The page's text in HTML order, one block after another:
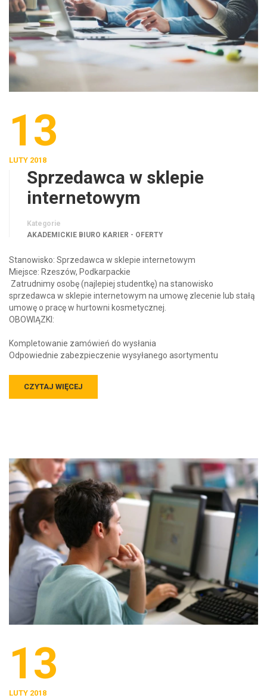
13
LUTY 2018
Sprzedawca w sklepie
internetowym
Kategorie
AKADEMICKIE BIURO KARIER - OFERTY
Stanowisko: Sprzedawca w sklepie internetowym
Miejsce: Rzeszów, Podkarpackie
Zatrudnimy osobę (najlepiej studentkę) na stanowisko
sprzedawca w sklepie internetowym na umowę zlecenie lub stałą
umowę o pracę w hurtowni kosmetycznej.
OBOWIĄZKI:
Kompletowanie zamówień do wysłania
Odpowiednie zabezpieczenie wysyłanego asortymentu
CZYTAJ WIĘCEJ
13
LUTY 2018